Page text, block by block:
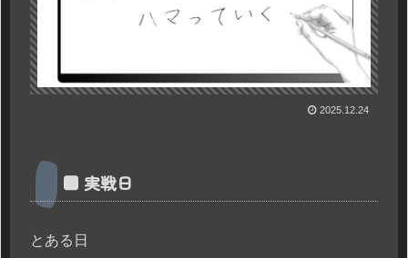
2025.12.24
■ 実戦日
とある日